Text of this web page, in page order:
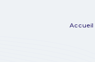
Accueil